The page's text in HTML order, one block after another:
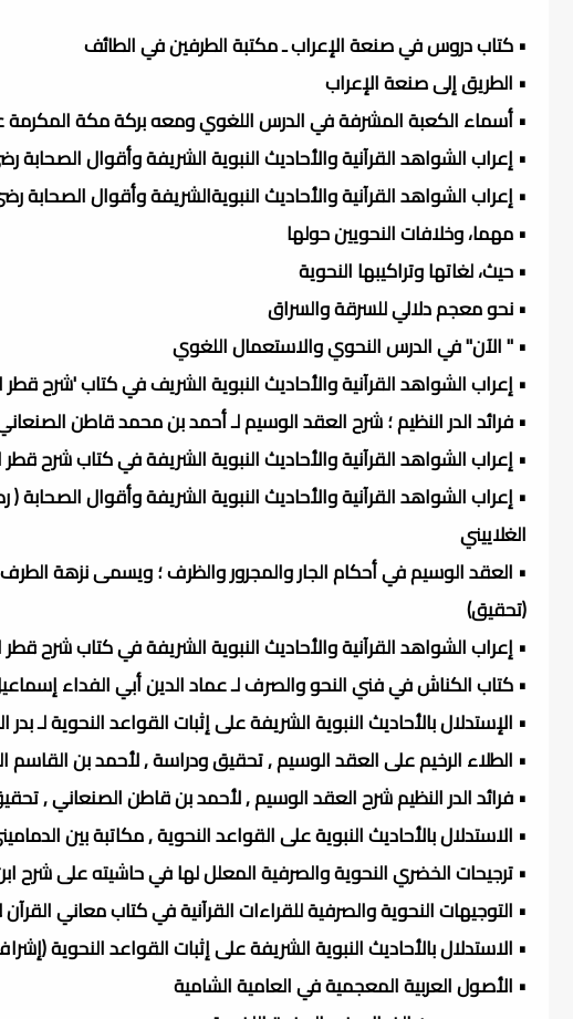
• كتاب دروس في صنعة الإعراب ـ مكتبة الطرفين في الطائف
• الطريق إلى صنعة الإعراب
• أسماء الكعبة المشرفة في الدرس اللغوي ومعه بركة مكة المكرمة
• إعراب الشواهد القرآنية والأحاديث النبوية الشريفة وأقوال
• إعراب الشواهد القرآنية والأحاديث النبويةالشريفة وأقوال
• مهما، وخلافات النحويين حولها
• حيث، لغاتها وتراكيبها النحوية
• نحو معجم دلالي للسرقة والسراق
• " الآن" في الدرس النحوي والاستعمال اللغوي
• إعراب الشواهد القرآنية والأحاديث النبوية الشريف في كتاب 'شرح
• فرائد الدر النظيم ؛ شرح العقد الوسيم لـ أحمد بن محمد قاطن
• إعراب الشواهد القرآنية والأحاديث النبوية الشريفة في كتاب شرح
• إعراب الشواهد القرآنية والأحاديث النبوية الشريفة وأقوال
الغلاييني
• العقد الوسيم في أحكام الجار والمجرور والظرف ؛ ويسمى نزهة
(تحقيق)
• إعراب الشواهد القرآنية والأحاديث النبوية الشريفة في كتاب شرح
• كتاب الكناش في فني النحو والصرف لـ عماد الدين أبي الفداء
• الإستدلال بالأحاديث النبوية الشريفة على إثبات القواعد النحوية لـ
• الطلاء الرخيم على العقد الوسيم , تحقيق ودراسة , لأحمد بن القاسم
• فرائد الدر النظيم شرح العقد الوسيم , لأحمد بن قاطن الصنعاني ,
• الاستدلال بالأحاديث النبوية على القواعد النحوية , مكاتبة بين
• ترجيحات الخضري النحوية والصرفية المعلل لها في حاشيته على
• التوجيهات النحوية والصرفية للقراءات القرآنية في كتاب معاني
• الاستدلال بالأحاديث النبوية الشريفة على إثبات القواعد النحوية
• الأصول العربية المعجمية في العامية الشامية